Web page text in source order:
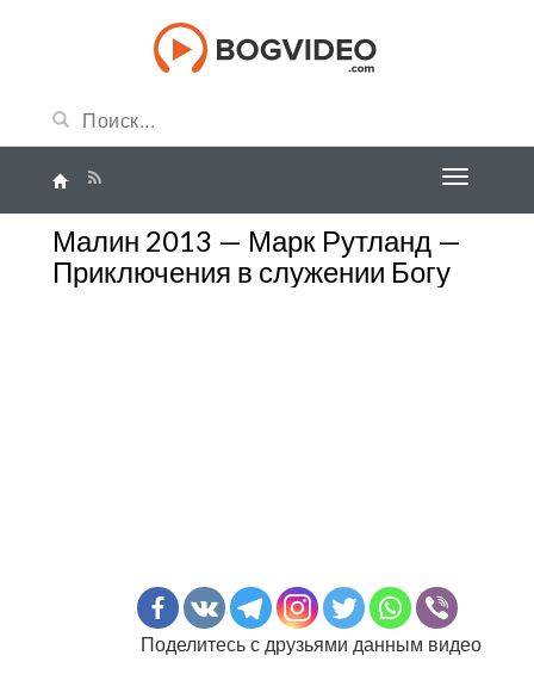
Малин 2013 — Марк Рутланд —
Приключения в служении Богу
Поделитесь с друзьями данным видео